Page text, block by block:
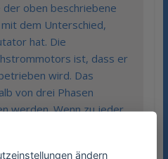
oben beschriebene
dem Unterschied,
hat. Die
ist, dass er
wird. Das
von drei Phasen
werden. Wenn zu jeder
ist, so entstehen
ändern